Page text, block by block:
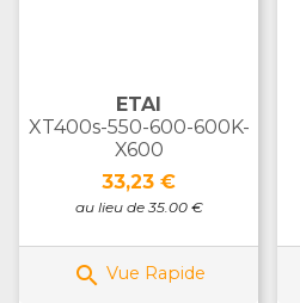
ETAI
XT400s-550-600-600K-
X600
Prix
33,23 €
au lieu de 35.00 €
 Vue Rapide